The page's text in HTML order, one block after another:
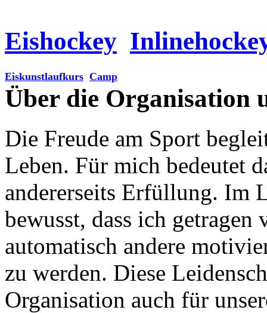
Eishockey
Eiskunstlaufkurs Camp
Über die Organisation
Die Freude am Sport
Leben. Für mich bedeutet
andererseits Erfüllung. Im
bewusst, dass ich
automatisch andere
zu werden. Diese
Organisation auch für